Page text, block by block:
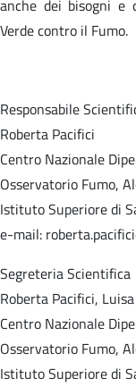
anche dei bisogni e
Verde contro il Fumo.
Responsabile
Roberta Pacifici
Centro Nazionale
Osservatorio Fumo,
Istituto Superiore di
e-mail:
Segreteria Scientifica
Roberta Pacifici,
Centro Nazionale
Osservatorio Fumo,
Istituto Superiore di